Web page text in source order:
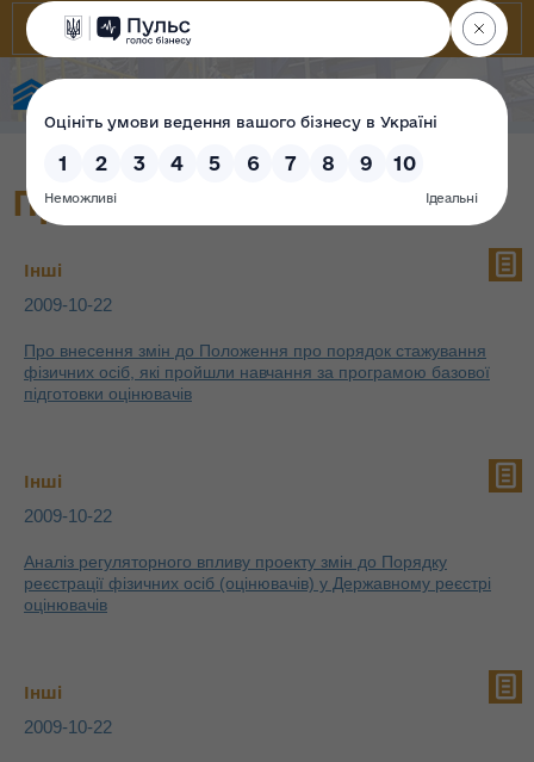
Проєкти
Інші
2009-10-22
Про внесення змін до Положення про порядок стажування
фізичних осіб, які пройшли навчання за програмою базової
підготовки оцінювачів
Інші
2009-10-22
Аналіз регуляторного впливу проекту змін до Порядку
реєстрації фізичних осіб (оцінювачів) у Державному реєстрі
оцінювачів
Інші
2009-10-22